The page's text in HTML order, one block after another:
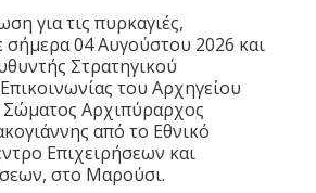
για τις πυρκαγιές,
σήμερα 04 Αυγούστου 2026 και
Στρατηγικού
του Αρχηγείου
Αρχιπύραρχος
από το Εθνικό
Επιχειρήσεων και
στο Μαρούσι.